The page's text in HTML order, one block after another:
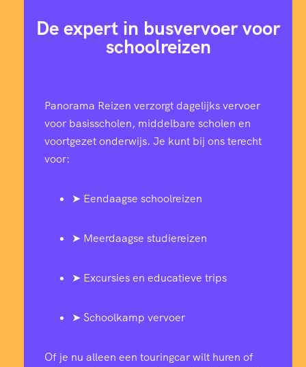
De expert in busvervoer voor
schoolreizen
Panorama Reizen verzorgt dagelijks vervoer
voor basisscholen, middelbare scholen en
voortgezet onderwijs. Je kunt bij ons terecht
voor:
➤ Eendaagse schoolreizen
➤ Meerdaagse studiereizen
➤ Excursies en educatieve trips
➤ Schoolkamp vervoer
Of je nu alleen een touringcar wilt huren of